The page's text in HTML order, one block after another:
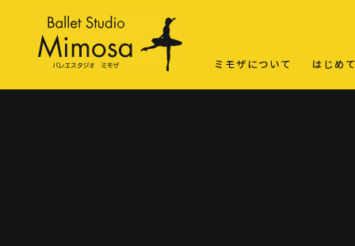
ミモザについて はじめ